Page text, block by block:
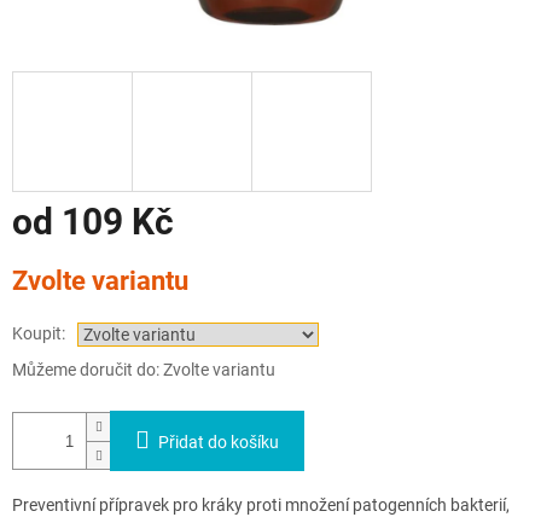
od 109 Kč
cena:
Zvolte variantu
Koupit:
Můžeme doručit do:Zvolte variantu
Přidat do košíku
Preventivní přípravek pro kráky proti množení patogenních bakterií,